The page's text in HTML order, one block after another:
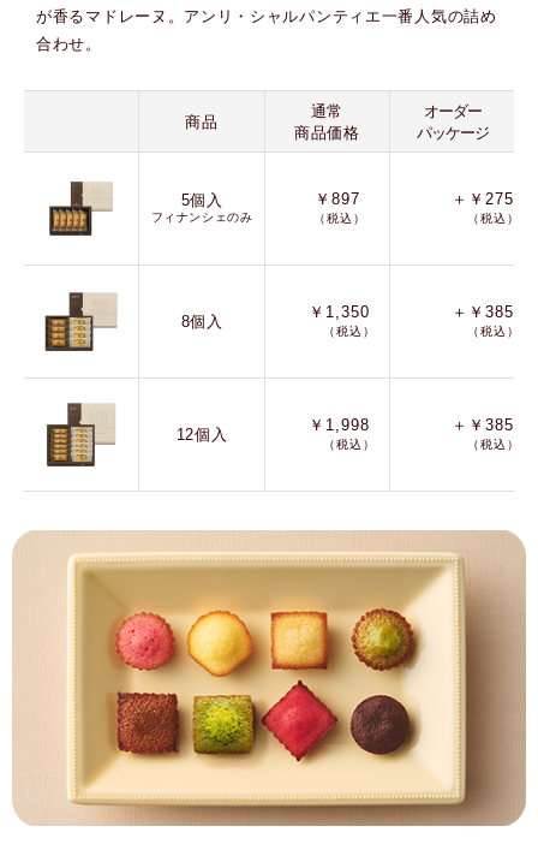
が香るマドレーヌ。アンリ・シャルパンティエ一番人気の詰め
合わせ。
商品
通常
商品価格
オーダー
パッケージ
5個入
フィナンシェのみ
￥897
（税込）
＋￥275
（税込）
8個入
￥1,350
（税込）
＋￥385
（税込）
12個入
￥1,998
（税込）
＋￥385
（税込）